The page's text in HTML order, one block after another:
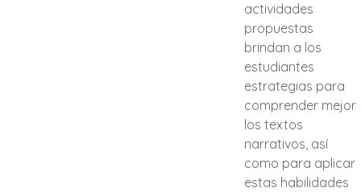
actividades
propuestas
brindan a los
estudiantes
estrategias para
comprender mejor
los textos
narrativos, así
como para aplicar
estas habilidades